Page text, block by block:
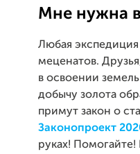
Мне нужна
Любая
меценатов.
в освоении
добычу золота
примут закон о
Законопроект
руках!